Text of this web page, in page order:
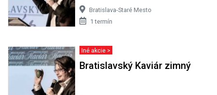
Bratislava-Staré Mesto
1 termín
Iné akcie >
Bratislavský Kaviár zimný